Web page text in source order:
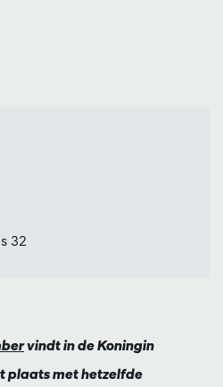
32
vindt in de Koningin
plaats met hetzelfde